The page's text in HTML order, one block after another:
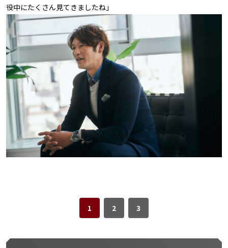
役中にたくさん見てきましたね」
1 2 3